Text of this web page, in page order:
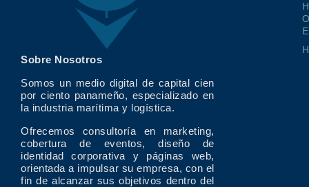
Sobre Nosotros
Somos un medio digital de capital cien
por ciento panameño, especializado en
la industria marítima y logística.
Ofrecemos consultoría en marketing,
cobertura de eventos, diseño de
identidad corporativa y páginas web,
orientada a impulsar su empresa, con el
fin de alcanzar sus objetivos dentro del